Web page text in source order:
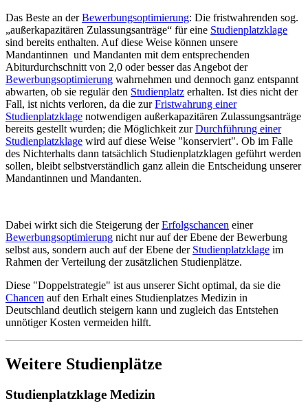
Das Beste an derBewerbungsoptimierung: Die fristwahrenden sog.
„außerkapazitären Zulassungsanträge“ für eine Studienplatzklage
sind bereits enthalten. Auf diese Weise können unsere
Mandantinnen und Mandanten mit dem entsprechenden
Abiturdurchschnitt von 2,0 oder besser das Angebot der
Bewerbungsoptimierung wahrnehmen und dennoch ganz entspannt
abwarten, ob sie regulär den Studienplatz erhalten. Ist dies nicht der
Fall, ist nichts verloren, da die zurFristwahrung einer
Studienplatzklage notwendigen außerkapazitären Zulassungsanträge
bereits gestellt wurden; die Möglichkeit zurDurchführung einer
Studienplatzklage wird auf diese Weise "konserviert". Ob im Falle
des Nichterhalts dann tatsächlich Studienplatzklagen geführt werden
sollen, bleibt selbstverständlich ganz allein die Entscheidung unserer
Mandantinnen und Mandanten.
Dabei wirkt sich die Steigerung derErfolgschancen einer
Bewerbungsoptimierung nicht nur auf der Ebene der Bewerbung
selbst aus, sondern auch auf der Ebene der Studienplatzklage im
Rahmen der Verteilung der zusätzlichen Studienplätze.
Diese "Doppelstrategie" ist aus unserer Sicht optimal, da sie die
Chancen auf den Erhalt eines Studienplatzes Medizin in
Deutschland deutlich steigern kann und zugleich das Entstehen
unnötiger Kosten vermeiden hilft.
Weitere Studienplätze
Studienplatzklage Medizin